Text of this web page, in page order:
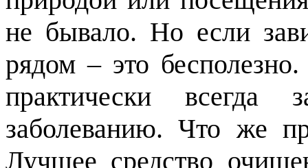
не бывало. Но если
рядом – это
практически всегда
заболеванию. Что же
Лучшее средство